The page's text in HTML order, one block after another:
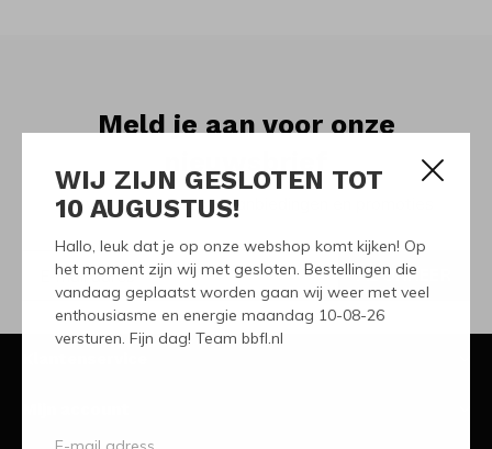
WIJ ZIJN GESLOTEN TOT
10 AUGUSTUS!
Hallo, leuk dat je op onze webshop komt kijken! Op
het moment zijn wij met gesloten. Bestellingen die
vandaag geplaatst worden gaan wij weer met veel
enthousiasme en energie maandag 10-08-26
versturen. Fijn dag! Team bbfl.nl
Meld je aan voor onze
Ontvang de nieuwste aanbiedingen en promoties
ABONNEER